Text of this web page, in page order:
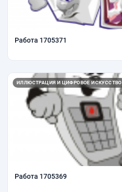
Работа 1705371
ИЛЛЮСТРАЦИЯ И ЦИФРОВОЕ ИСКУССТВО
Работа 1705369